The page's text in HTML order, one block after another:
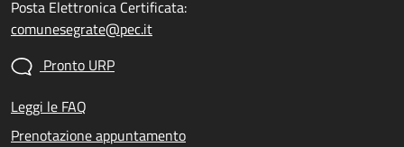
Posta Elettronica Certificata:
comunesegrate@pec.it
Pronto URP
Leggi le FAQ
Prenotazione appuntamento